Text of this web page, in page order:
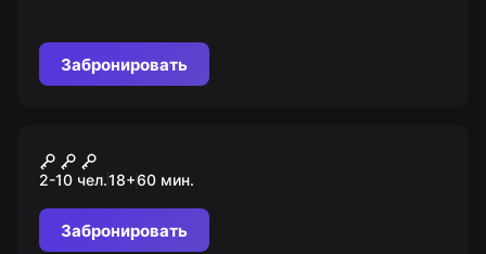
Забронировать
60 секунд
2-10 чел.18+60 мин.
Забронировать